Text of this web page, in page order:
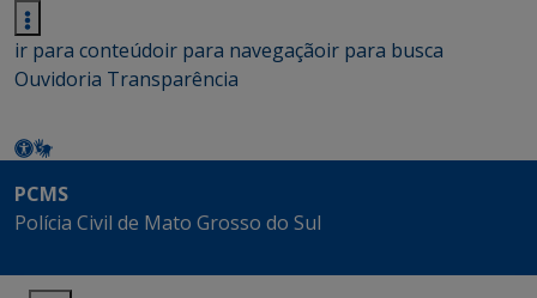
ir para conteúdoir para navegaçãoir para busca
Ouvidoria Transparência
PCMS
Polícia Civil de Mato Grosso do Sul